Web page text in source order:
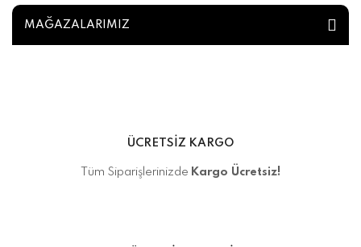
MAĞAZALARIMIZ
ÜCRETSİZ KARGO
Tüm Siparişlerinizde Kargo Ücretsiz!